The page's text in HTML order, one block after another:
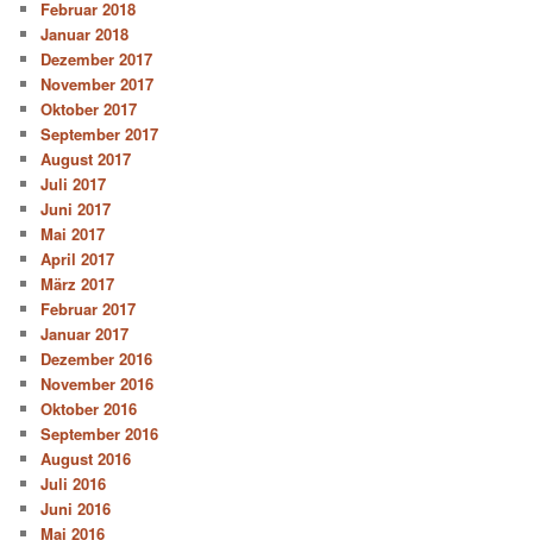
Februar 2018
Januar 2018
Dezember 2017
November 2017
Oktober 2017
September 2017
August 2017
Juli 2017
Juni 2017
Mai 2017
April 2017
März 2017
Februar 2017
Januar 2017
Dezember 2016
November 2016
Oktober 2016
September 2016
August 2016
Juli 2016
Juni 2016
Mai 2016